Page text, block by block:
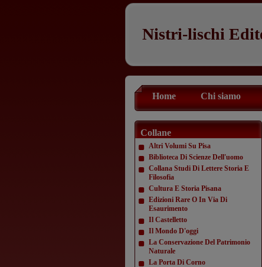
Nistri-lischi
Home Chi siamo
Collane
Altri Volumi Su Pisa
Biblioteca Di Scienze Dell'uomo
Collana Studi Di Lettere Storia E
Filosofia
Cultura E Storia Pisana
Edizioni Rare O In Via Di
Esaurimento
Il Castelletto
Il Mondo D'oggi
La Conservazione Del Patrimonio
Naturale
La Porta Di Corno